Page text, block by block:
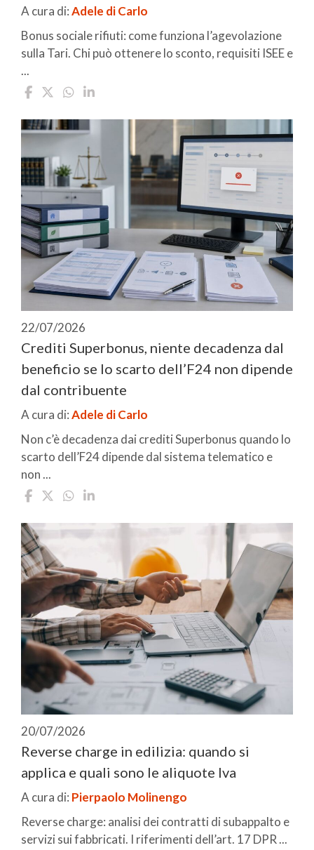
A cura di:Adele di Carlo
Bonus sociale rifiuti: come funziona l’agevolazione
sulla Tari. Chi può ottenere lo sconto, requisiti ISEE e
...
22/07/2026
Crediti Superbonus, niente decadenza dal
beneficio se lo scarto dell’F24 non dipende
dal contribuente
A cura di:Adele di Carlo
Non c’è decadenza dai crediti Superbonus quando lo
scarto dell’F24 dipende dal sistema telematico e
non ...
20/07/2026
Reverse charge in edilizia: quando si
applica e quali sono le aliquote Iva
A cura di: Pierpaolo Molinengo
Reverse charge: analisi dei contratti di subappalto e
servizi sui fabbricati. I riferimenti dell’art. 17 DPR ...